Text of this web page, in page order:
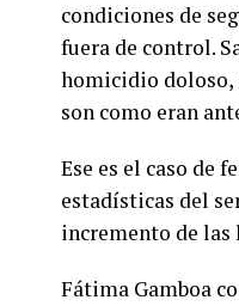
condiciones de
fuera de control.
homicidio doloso,
son como eran
Ese es el caso de
estadísticas del
incremento de
Fátima Gamboa